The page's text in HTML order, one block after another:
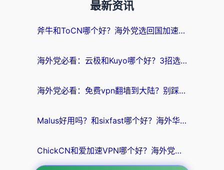
最新资讯
斧牛和ToCN哪个好？海外党选回国加速器的避坑指南（附免费工具推荐）
海外党必看：云极和Kuyo哪个好？3招选对回国加速器，无缝刷国内资源
海外党必看：免费vpn翻墙到大陆？别踩坑！教你选对回国加速器无缝追剧玩游戏
Malus好用吗？和sixfast哪个好？海外华人亲测3款热门回国加速器，附排名指南
ChickCN和爱加速VPN哪个好？海外党亲测3款回国加速器，这一款才是无缝访问国内资源的最优解